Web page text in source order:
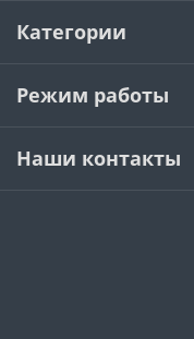
Категории
Режим работы
Наши контакты